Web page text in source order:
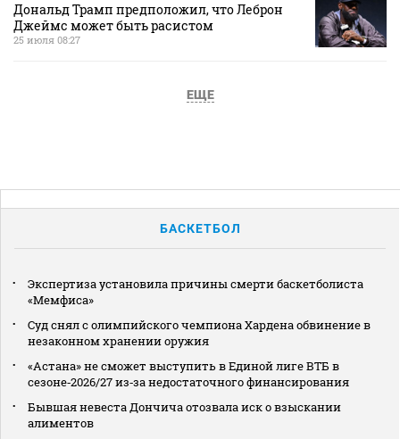
Дональд Трамп предположил, что Леброн
Джеймс может быть расистом
25 июля 08:27
ЕЩЕ
БАСКЕТБОЛ
Экспертиза установила причины смерти баскетболиста
«Мемфиса»
Суд снял с олимпийского чемпиона Хардена обвинение в
незаконном хранении оружия
«Астана» не сможет выступить в Единой лиге ВТБ в
сезоне‑2026/27 из‑за недостаточного финансирования
Бывшая невеста Дончича отозвала иск о взыскании
алиментов